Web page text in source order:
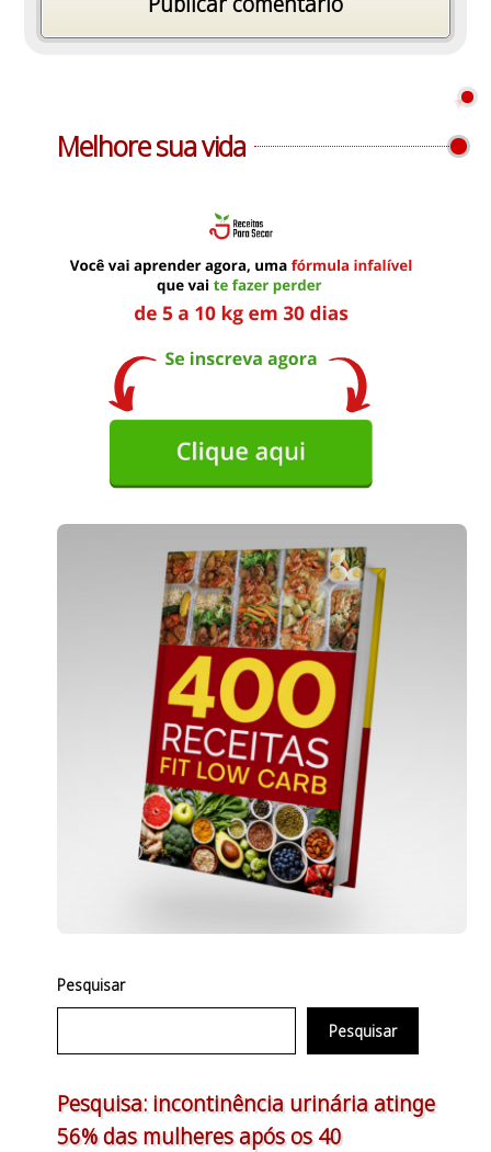
Melhore sua vida
Pesquisar
Pesquisar
Pesquisa: incontinência urinária atinge
56% das mulheres após os 40